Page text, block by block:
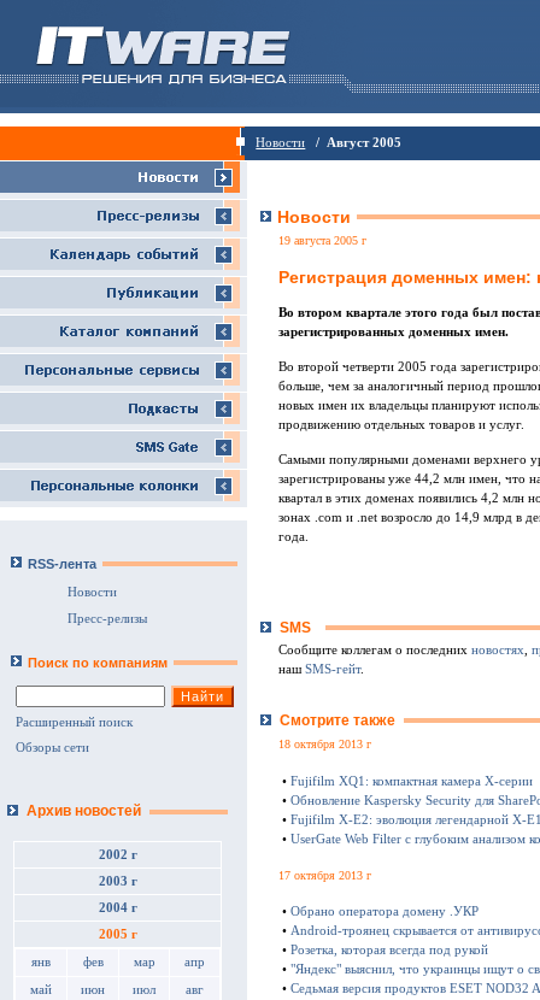
Новости / Август 2005
RSS-лента
Новости
Пресс-релизы
Поиск по компаниям
Расширенный поиск
Обзоры сети
Архив новостей
2002 г
2003 г
2004 г
2005 г
янв фев мар апр
май июн июл авг
Новости
19 августа 2005 г
Регистрация доменных
Во втором квартале этого года был
зарегистрированных доменных имен.
Во второй четверти 2005 года
больше, чем за аналогичный период
новых имен их владельцы планируют
продвижению отдельных товаров и услуг.
Самыми популярными доменами верхнего
зарегистрированы уже 44,2 млн имен, что
квартал в этих доменах появились 4,2 млн
зонах .com и .net возросло до 14,9 млрд в
года.
SMS
Сообщите коллегам о последних новостях
наш SMS-гейт.
Смотрите также
18 октября 2013 г
• Fujifilm XQ1: компактная камера Х-серии
• Обновление Kaspersky Security для
• Fujifilm X-E2: эволюция легендарной X-
• UserGate Web Filter с глубоким анализом
17 октября 2013 г
• Обрано оператора домену .УКР
• Android-троянец скрывается от
• Розетка, которая всегда под рукой
• "Яндекс" выяснил, что украинцы ищут о
• Седьмая версия продуктов ESET NOD32